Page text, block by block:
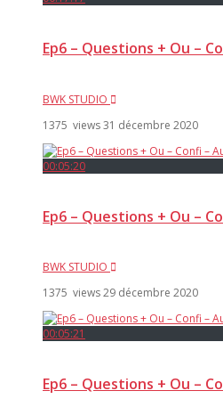
Ep6 – Questions + Ou –
BWK STUDIO
1375 views31 décembre 2020
00:05:20
Ep6 – Questions + Ou –
BWK STUDIO
1375 views29 décembre 2020
00:05:21
Ep6 – Questions + Ou –